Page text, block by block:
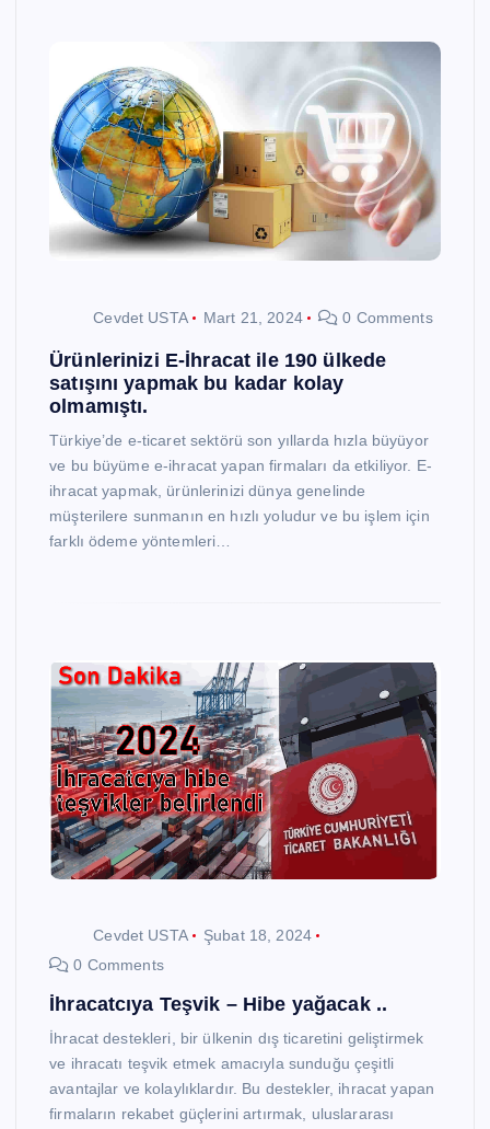
Cevdet USTA Mart 21, 2024 0 Comments
Ürünlerinizi E-İhracat ile 190 ülkede
satışını yapmak bu kadar kolay
olmamıştı.
Türkiye’de e-ticaret sektörü son yıllarda hızla büyüyor
ve bu büyüme e-ihracat yapan firmaları da etkiliyor. E-
ihracat yapmak, ürünlerinizi dünya genelinde
müşterilere sunmanın en hızlı yoludur ve bu işlem için
farklı ödeme yöntemleri…
Cevdet USTA
Şubat 18, 2024
0 Comments
İhracatcıya Teşvik – Hibe yağacak ..
İhracat destekleri, bir ülkenin dış ticaretini geliştirmek
ve ihracatı teşvik etmek amacıyla sunduğu çeşitli
avantajlar ve kolaylıklardır. Bu destekler, ihracat yapan
firmaların rekabet güçlerini artırmak, uluslararası